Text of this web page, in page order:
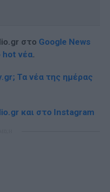
στο Google News
hot νέα.
Τα νέα της ημέρας
και στο Instagram